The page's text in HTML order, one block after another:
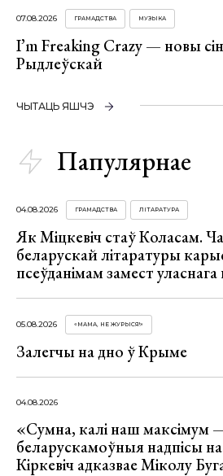
07.08.2026 ГРАМАДСТВА МУЗЫКА
I’m Freaking Crazy — новы
Рыдлеўскай
ЧЫТАЦЬ ЯШЧЭ
Папулярнае
04.08.2026 ГРАМАДСТВА ЛІТАРАТУРА
Як Міцкевіч стаў Коласам.
беларускай літаратуры
псеўданімам замест
05.08.2026 «МАМА, НЕ ЖУРЫСЯ!»
Залегчы на дно ў Крыме
04.08.2026
«Сумна, калі наш максімум
беларускамоўныя надпісы
Кіркевіч адказвае Міколу